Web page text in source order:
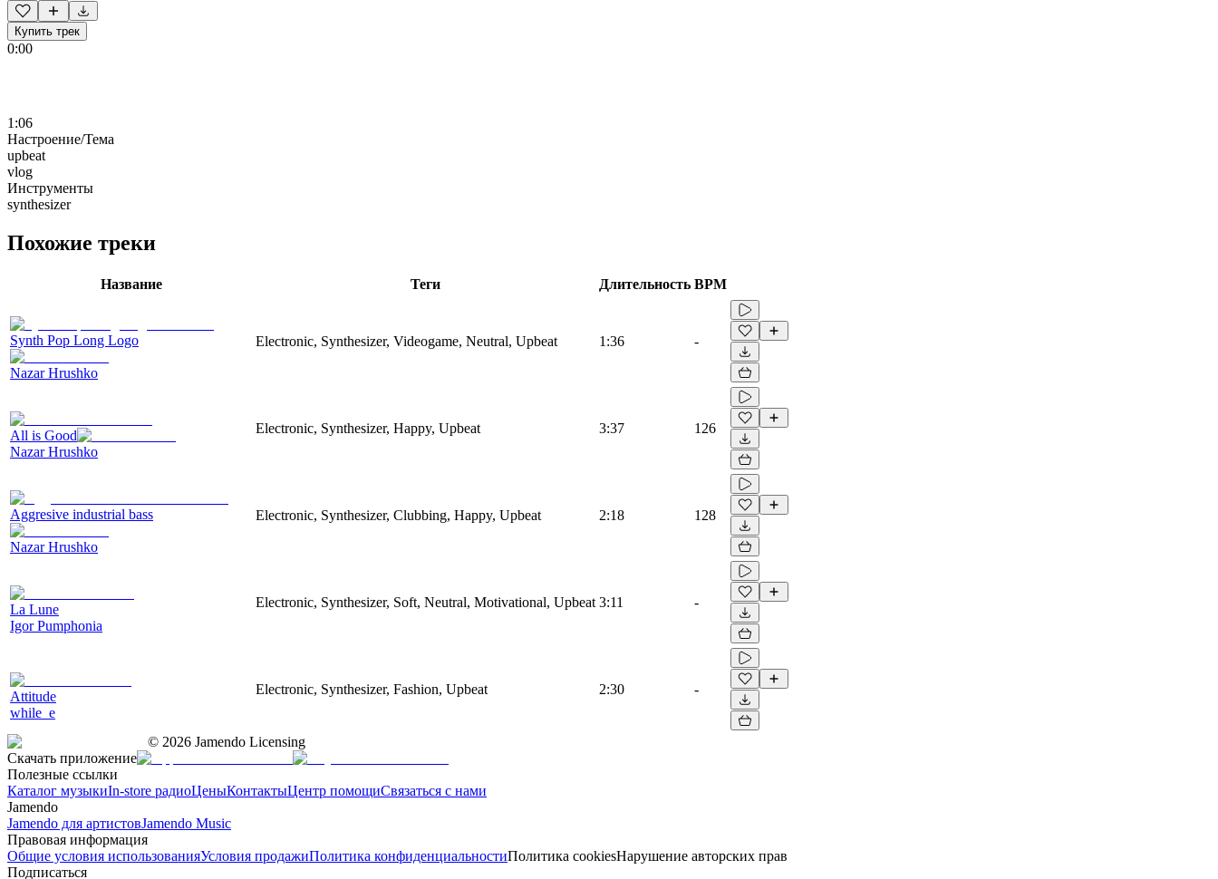
Купить трек
0:00
1:06
Настроение/Тема
upbeat
vlog
Инструменты
synthesizer
Похожие треки
Название Теги Длительность BPM
Synth Pop Long Logo
Nazar Hrushko
Electronic, Synthesizer, Videogame, Neutral, Upbeat 1:36 -
All is Good
Nazar Hrushko
Electronic, Synthesizer, Happy, Upbeat 3:37 126
Aggresive industrial bass
Nazar Hrushko
Electronic, Synthesizer, Clubbing, Happy, Upbeat 2:18 128
La Lune
Igor Pumphonia
Electronic, Synthesizer, Soft, Neutral, Motivational, Upbeat 3:11 -
Attitude
while_e
Electronic, Synthesizer, Fashion, Upbeat 2:30 -
© 2026 Jamendo Licensing
Скачать приложение
Полезные ссылки
Каталог музыкиIn-store радиоЦеныКонтактыЦентр помощиСвязаться с нами
Jamendo
Jamendo для артистовJamendo Music
Правовая информация
Общие условия использованияУсловия продажиПолитика конфиденциальностиПолитика cookiesНарушение авторских прав
Подписаться